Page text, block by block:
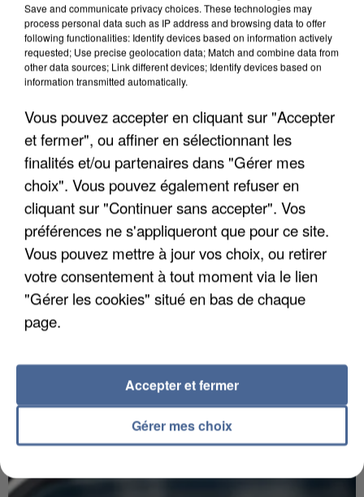
4 août 2026
Le gouvernement et l’Ademe publient une carte
interactive des lieux...
Les habitants peuvent partager les points frais
près de chez eux.
Save and communicate privacy choices. These technologies may
process personal data such as IP address and browsing data to offer
following functionalities: Identify devices based on information actively
requested; Use precise geolocation data; Match and combine data from
other data sources; Link different devices; Identify devices based on
information transmitted automatically.
Vous pouvez accepter en cliquant sur "Accepter
et fermer", ou affiner en sélectionnant les
finalités et/ou partenaires dans "Gérer mes
choix". Vous pouvez également refuser en
cliquant sur "Continuer sans accepter". Vos
préférences ne s'appliqueront que pour ce site.
Vous pouvez mettre à jour vos choix, ou retirer
votre consentement à tout moment via le lien
"Gérer les cookies" situé en bas de chaque
page.
Gérer mes choix
Accepter et fermer